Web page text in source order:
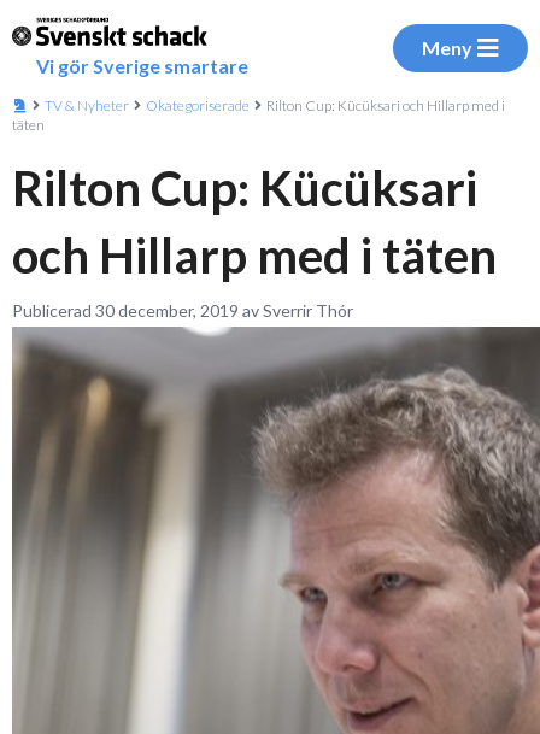
Vi gör Sverige smartare
Meny
TV & Nyheter Okategoriserade
Rilton Cup: Kücüksari och Hillarp med i
täten
Rilton Cup: Kücüksari
och Hillarp med i täten
Publicerad 30 december, 2019 av Sverrir Thór